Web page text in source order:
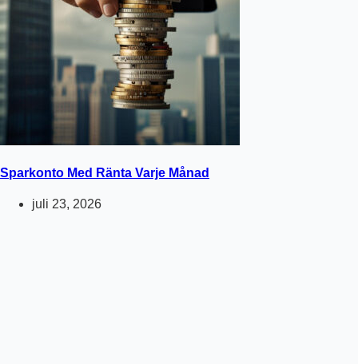
Sparkonto Med Ränta Varje Månad
juli 23, 2026